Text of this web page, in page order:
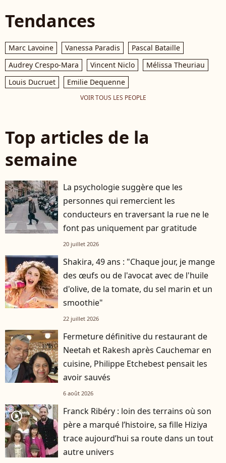
Tendances
Marc Lavoine Vanessa Paradis
Pascal Bataille
Audrey Crespo-Mara
Vincent Niclo
Mélissa Theuriau
Louis Ducruet
Emilie Dequenne
VOIR TOUS LES PEOPLE
Top articles de la
semaine
La psychologie suggère que les
personnes qui remercient les
conducteurs en traversant la rue ne le
font pas uniquement par gratitude
20 juillet 2026
Shakira, 49 ans : "Chaque jour, je mange
des œufs ou de l'avocat avec de l'huile
d'olive, de la tomate, du sel marin et un
smoothie"
22 juillet 2026
Fermeture définitive du restaurant de
Neetah et Rakesh après Cauchemar en
cuisine, Philippe Etchebest pensait les
avoir sauvés
6 août 2026
player2
Franck Ribéry : loin des terrains où son
père a marqué l’histoire, sa fille Hiziya
trace aujourd’hui sa route dans un tout
autre univers